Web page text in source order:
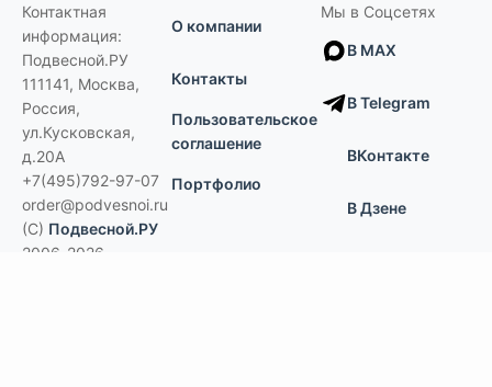
Контактная
информация:
Подвесной.РУ
111141, Москва,
Россия,
ул.Кусковская,
д.20А
+7(495)792-97-07
order@podvesnoi.ru
(C) Подвесной.РУ
2006-2026
О компании
Контакты
Пользовательское
соглашение
Портфолио
Мы в Соцсетях
В MAX
В Telegram
ВКонтакте
В Дзене